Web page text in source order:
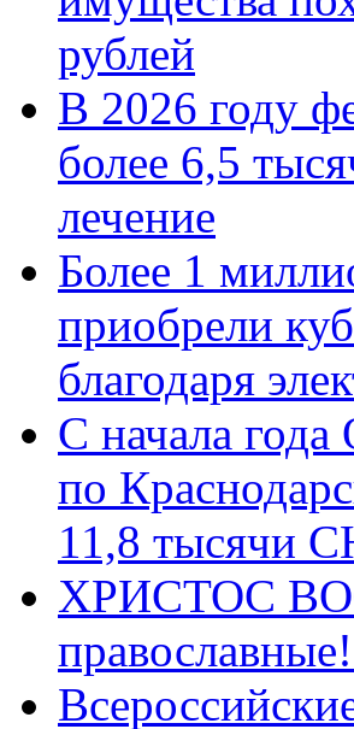
рублей
В 2026 году
более 6,5
лечение
Более 1
приобрели
благодаря
С начала
по
11,8 тысячи
ХРИСТОС